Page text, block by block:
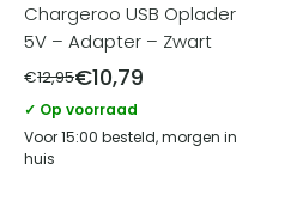
Chargeroo USB Oplader
5V – Adapter – Zwart
€12,95€10,79
✓ Op voorraad
Voor 15:00 besteld, morgen in
huis